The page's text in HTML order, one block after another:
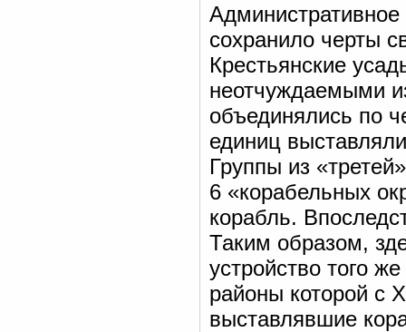
сохранило черты
Крестьянские
неотчуждаемыми
объединялись по
единиц
Группы из
6 «корабельных
корабль.
Таким образом,
устройство того
районы которой с
выставлявшие